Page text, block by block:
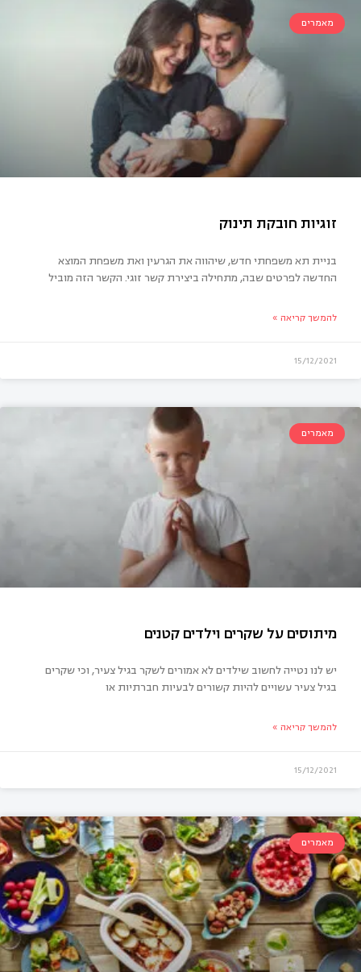
ומחשבות לקראת החופש הגדול
מאמרים
חובקת תינוק
בניית תא משפחתי חדש, שיהווה את הגרעין ואת משפחת המוצא
החדשה לפרטים שבה, מתחילה ביצירת קשר זוגי. הקשר הזה מוביל
להמשך קריאה »
15/12/2021
מאמרים
יש לנו נטייה לחשוב שילדים לא אמורים לשקר בגיל צעיר, וכי שקרים
בגיל צעיר עשויים להיות קשורים לבעיות חברתיות או
להמשך קריאה »
15/12/2021
מאמרים